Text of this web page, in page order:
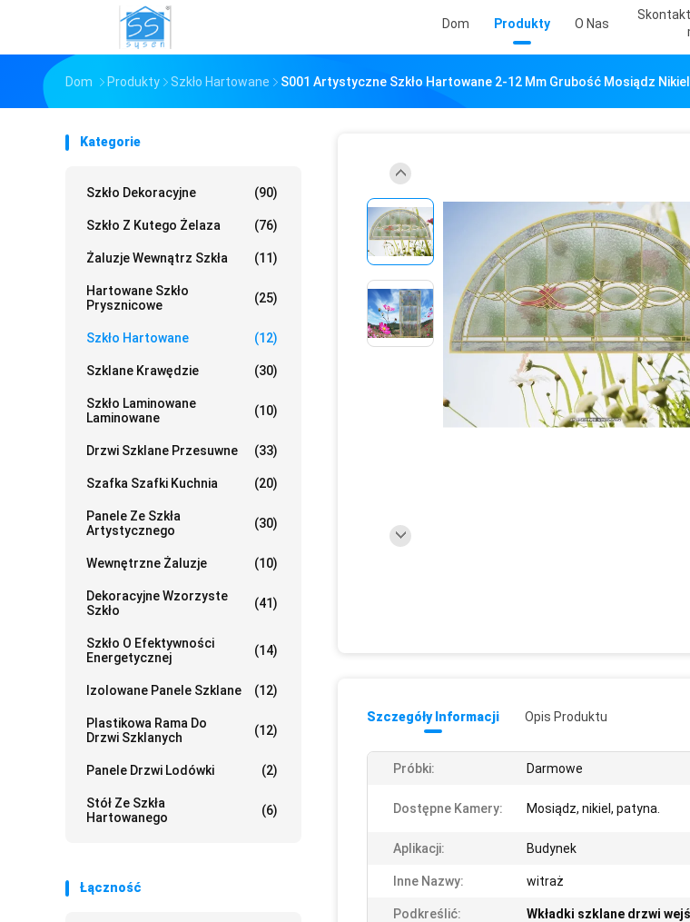
Dom Produkty O Nas
Dom Produkty Szkło Hartowane S001 Artystyczne Szkło Hartowane 2-12 Mm Grubość Mosiądz
Kategorie
Szkło Dekoracyjne (90)
Szkło Z Kutego Żelaza (76)
Żaluzje Wewnątrz Szkła (11)
Hartowane Szkło
Prysznicowe
(25)
Szkło Hartowane (12)
Szklane Krawędzie (30)
Szkło Laminowane
Laminowane
(10)
Drzwi Szklane Przesuwne (33)
Szafka Szafki Kuchnia (20)
Panele Ze Szkła
Artystycznego
(30)
Wewnętrzne Żaluzje (10)
Dekoracyjne Wzorzyste
Szkło
(41)
Szkło O Efektywności
Energetycznej
(14)
Izolowane Panele Szklane (12)
Plastikowa Rama Do
Drzwi Szklanych
(12)
Panele Drzwi Lodówki (2)
Stół Ze Szkła
Hartowanego
(6)
Łączność
Szczegóły Informacji Opis Produktu
Próbki: Darmowe
Dostępne Kamery: Mosiądz, nikiel, patyna.
Aplikacji: Budynek
Inne Nazwy: witraż
Podkreślić: Wkładki szklane drzwi